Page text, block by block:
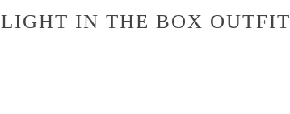
LIGHT IN THE BOX OUTFIT